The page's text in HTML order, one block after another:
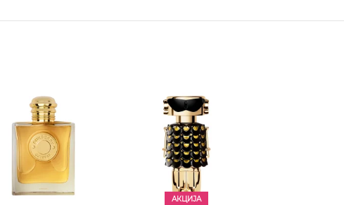
АКЦИЈА